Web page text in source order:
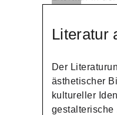
Literatur
Der
ästhetischer
kultureller
gestalterische